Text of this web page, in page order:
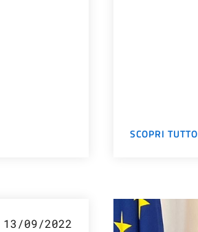
SCOPRI TUTTO
13/09/2022